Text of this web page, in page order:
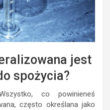
jest
spożycia?
co powinieneś
często określana jako